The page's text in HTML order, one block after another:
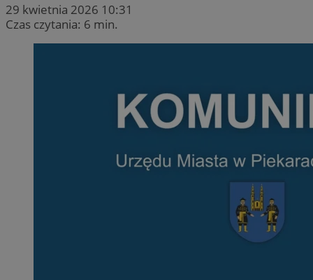
29 kwietnia 2026 10:31
Czas czytania: 6 min.